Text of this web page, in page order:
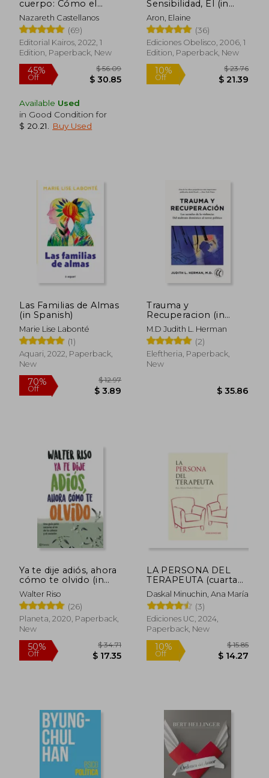
15%
Off
10%
Off
cuerpo: Cómo el
organismo esculpe el
cerebro (in Spanish)
Nazareth Castellanos
(69)
Editorial Kairos, 2022, 1
Edition, Paperback, New
45%
Off
Available Used
in Good Condition for
$ 20.21
Buy Used
Sensibilidad, El (in
Spanish)
Aron, Elaine
(36)
Ediciones Obelisco, 2006, 1
Edition, Paperback, New
10%
Off
Las Familias de Almas
(in Spanish)
Marie Lise Labonté
(1)
Aquari, 2022, Paperback,
New
70% $ 12.97
Trauma y
Recuperacion (in
Spanish)
M.D Judith L. Herman
(2)
Eleftheria, Paperback,
New
Ya te dije adiós, ahora
cómo te olvido (in
Spanish)
Walter Riso
(26)
Planeta, 2020, Paperback,
New
LA PERSONA DEL
TERAPEUTA (cuarta
edición) (in Spanish)
Daskal Minuchin, Ana María
(3)
Ediciones UC, 2024,
Paperback, New